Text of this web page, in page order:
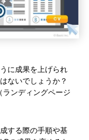
に成果を上げられ
ないでしょうか？
ンディングページ
する際の手順や基